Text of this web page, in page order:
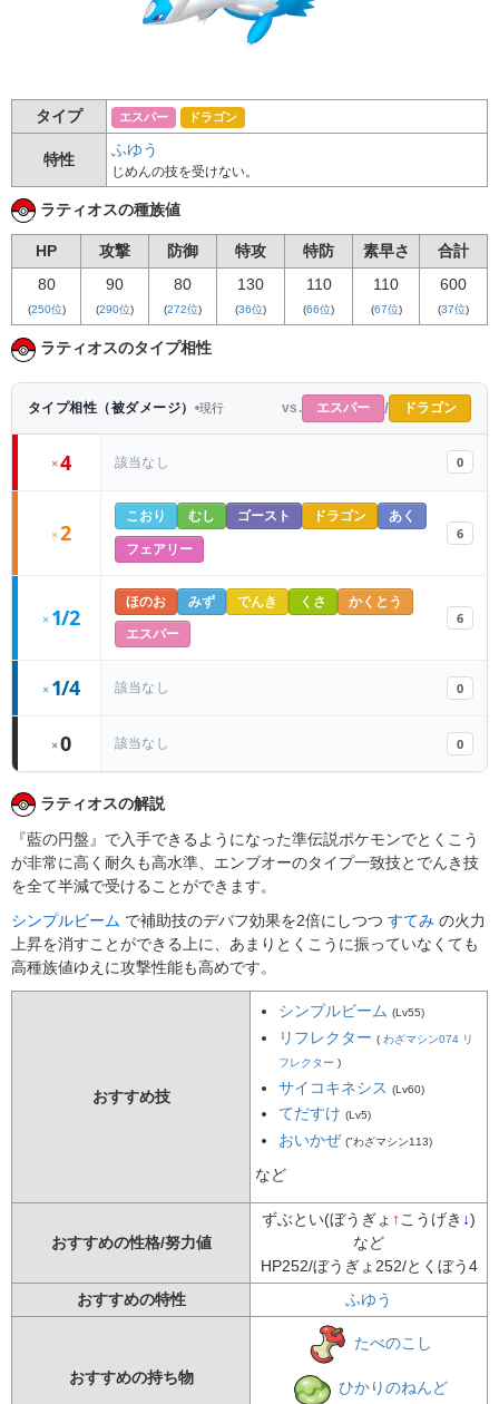
タイプ エスパー ドラゴン
特性
ふゆう
じめんの技を受けない。
ラティオスの種族値
HP 攻撃 防御 特攻 特防 素早さ
合計
80
(250位)
90
(290位)
80
(272位)
130
(36位)
110
(66位)
110
(67位)
600
(37位)
ラティオスのタイプ相性
タイプ相性（被ダメージ） 現行 vs. エスパー / ドラゴン
×4 該当なし 0
×2
こおり むし ゴースト ドラゴン あく
フェアリー
6
× 1/2
ほのお みず でんき くさ かくとう
エスパー
6
× 1/4 該当なし 0
×0 該当なし 0
ラティオスの解説
『藍の円盤』で入手できるようになった準伝説ポケモンでとくこう
が非常に高く耐久も高水準、エンブオーのタイプ一致技とでんき技
を全て半減で受けることができます。
シンプルビーム で補助技のデバフ効果を2倍にしつつ すてみ の火力
上昇を消すことができる上に、あまりとくこうに振っていなくても
高種族値ゆえに攻撃性能も高めです。
おすすめ技
シンプルビーム (Lv55)
リフレクター ( わざマシン074 リ
フレクター )
サイコキネシス (Lv60)
てだすけ (Lv5)
おいかぜ ("わざマシン113)
など
おすすめの性格/努力値
ずぶとい(ぼうぎょ ↑こうげき ↓)
など
HP252/ぼうぎょ252/とくぼう4
おすすめの特性
ふゆう
おすすめの持ち物
たべのこし
ひかりのねんど